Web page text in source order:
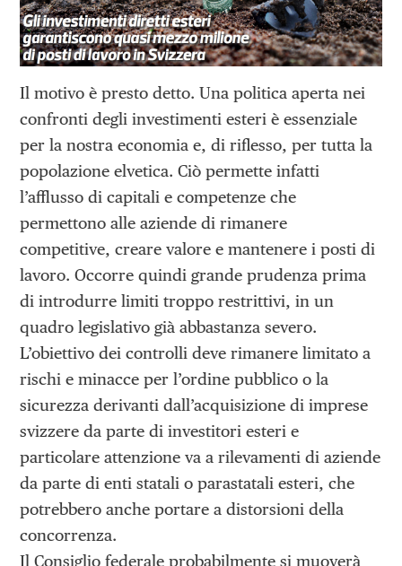
Il motivo è presto detto. Una politica aperta nei
confronti degli investimenti esteri è essenziale
per la nostra economia e, di riflesso, per tutta la
popolazione elvetica. Ciò permette infatti
l’afflusso di capitali e competenze che
permettono alle aziende di rimanere
competitive, creare valore e mantenere i posti di
lavoro. Occorre quindi grande prudenza prima
di introdurre limiti troppo restrittivi, in un
quadro legislativo già abbastanza severo.
L’obiettivo dei controlli deve rimanere limitato a
rischi e minacce per l’ordine pubblico o la
sicurezza derivanti dall’acquisizione di imprese
svizzere da parte di investitori esteri e
particolare attenzione va a rilevamenti di aziende
da parte di enti statali o parastatali esteri, che
potrebbero anche portare a distorsioni della
concorrenza.
Il Consiglio federale probabilmente si muoverà